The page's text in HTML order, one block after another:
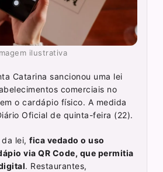
ilustrativa
Catarina sancionou uma lei
comerciais no
o cardápio físico. A medida
Oficial de quinta-feira (22).
da lei,fica vedado o uso
via QR Code, que permitia
. Restaurantes,